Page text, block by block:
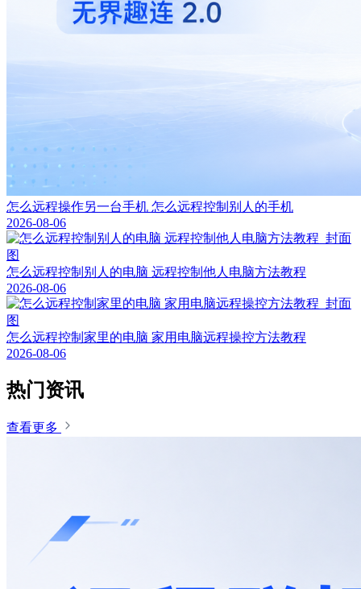
怎么远程操作另一台手机 怎么远程控制别人的手机
2026-08-06
怎么远程控制别人的电脑 远程控制他人电脑方法教程
2026-08-06
怎么远程控制家里的电脑 家用电脑远程操控方法教程
2026-08-06
热门资讯
查看更多